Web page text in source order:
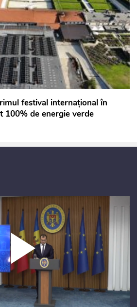
festival internațional în
100% de energie verde